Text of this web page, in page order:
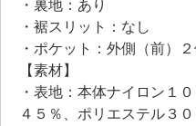
・裏地：あり
・裾スリット：なし
・ポケット：外側（前）
【素材】
・表地：本体ナイロン１
４５％、ポリエステル３